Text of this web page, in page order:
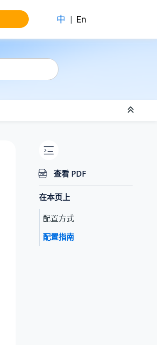
中 | En
查看 PDF
在本页上
配置方式
配置指南